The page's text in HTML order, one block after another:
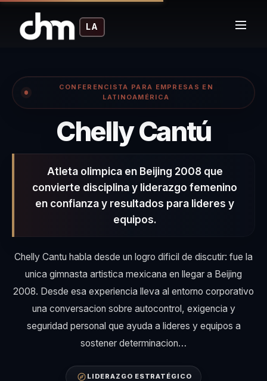
LA
CONFERENCISTA PARA EMPRESAS EN
LATINOAMÉRICA
Chelly Cantú–
Atleta olimpica en Beijing 2008 que
convierte disciplina y liderazgo femenino
en confianza y resultados para lideres y
equipos.
Chelly Cantu habla desde un logro dificil de discutir: fue la
unica gimnasta artistica mexicana en llegar a Beijing
2008. Desde esa experiencia lleva al entorno corporativo
una conversacion sobre autocontrol, exigencia y
seguridad personal que ayuda a lideres y equipos a
sostener determinacion…
LIDERAZGO ESTRATÉGICO